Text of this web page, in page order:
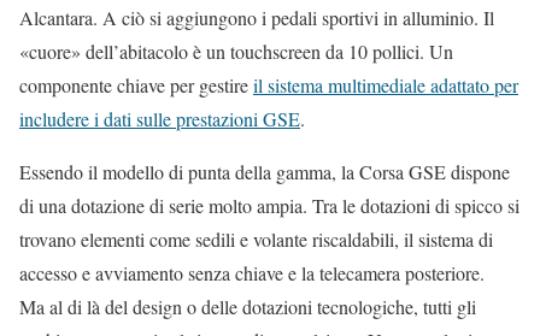
Alcantara. A ciò si aggiungono i pedali sportivi in alluminio. Il
«cuore» dell’abitacolo è un touchscreen da 10 pollici. Un
componente chiave per gestireil sistema multimediale adattato per
includere i dati sulle prestazioni GSE.
Essendo il modello di punta della gamma, la Corsa GSE dispone
di una dotazione di serie molto ampia. Tra le dotazioni di spicco si
trovano elementi come sedili e volante riscaldabili, il sistema di
accesso e avviamento senza chiave e la telecamera posteriore.
Ma al di là del design o delle dotazioni tecnologiche, tutti gli